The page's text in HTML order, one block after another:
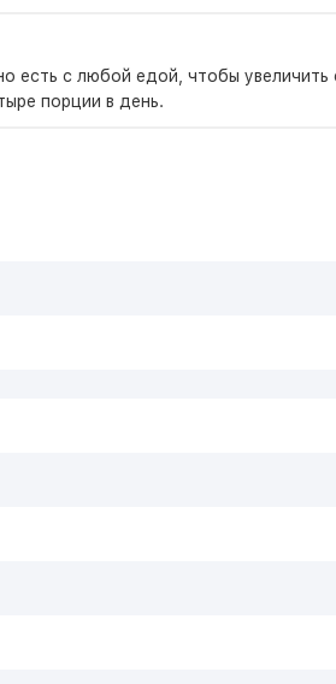
есть с любой едой, чтобы
порции в день.